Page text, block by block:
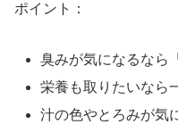
ポイント：
臭みが気になるなら
栄養も取りたいなら
汁の色やとろみが気